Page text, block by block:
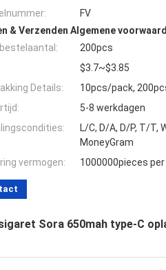
FV
& Verzenden Algemene
200pcs
$3.7~$3.85
Details:
10pcs/pack,
5-8 werkdagen
L/C, D/A, D/P, T/T,
MoneyGram
vermogen:
1000000pieces per
Sora 650mah type-C